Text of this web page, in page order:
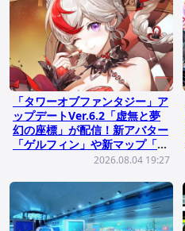
「タワーオブファンタジー」ア
ップデートVer.6.2「虚無と夢
幻の座標」が配信！新アバター
「ゲルフィン」や新マップ「ア
エテルナ島」が登場2026.08.04 19:27